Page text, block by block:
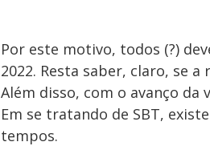
Por este motivo, todos (?)
2022. Resta saber, claro, se a
Além disso, com o avanço
Em se tratando de SBT,
tempos.